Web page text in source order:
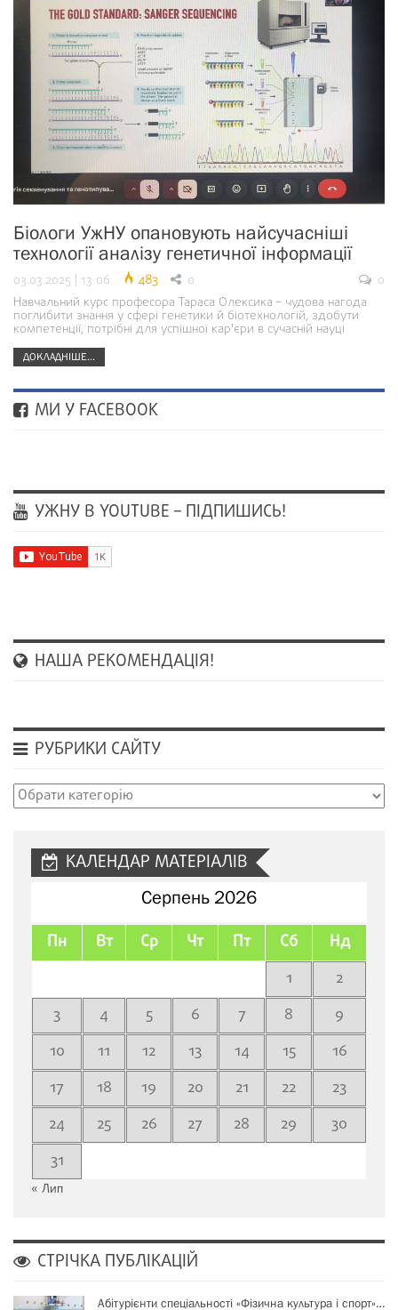
Біологи УжНУ опановують найсучасніші
технології аналізу генетичної інформації
03.03.2025 | 13:06 483 0
0
Навчальний курс професора Тараса Олексика – чудова нагода
поглибити знання у сфері генетики й біотехнологій, здобути
компетенції, потрібні для успішної кар'єри в сучасній науці
ДОКЛАДНІШЕ...
МИ У FACEBOOK
УЖНУ В YOUTUBE – ПІДПИШИСЬ!
НАША РЕКОМЕНДАЦІЯ!
РУБРИКИ САЙТУ
Рубрики
КАЛЕНДАР МАТЕРІАЛІВ
Серпень 2026
Пн Вт Ср Чт Пт Сб Нд
1
2
3
4 5 6 7 8
9
10
11 12 13 14 15
16
17
18 19 20 21 22
23
24
25 26 27 28 29
30
31
« Лип
СТРІЧКА ПУБЛІКАЦІЙ
Абітурієнти спеціальності «Фізична культура і спорт»…